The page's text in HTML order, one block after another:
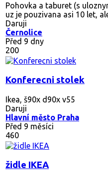
Pohovka a taburet (s
uz je pouzivana asi 10 let,
Daruji
Černolice
Před 9 dny
200
Konferecni stolek
Ikea, š90x d90x v55
Daruji
Hlavní město Praha
Před 9 měsíci
460
židle IKEA